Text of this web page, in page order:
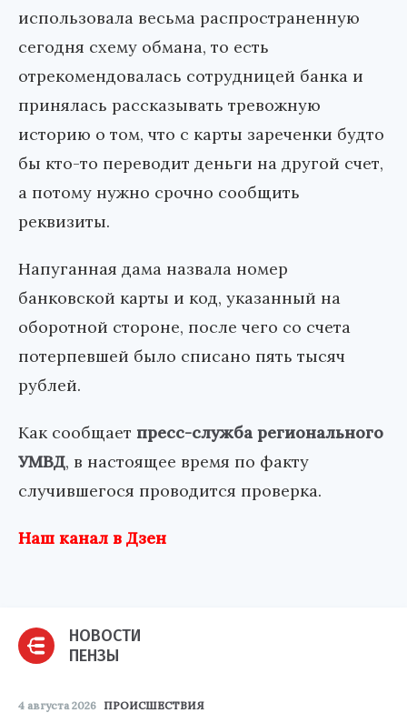
использовала весьма распространенную
сегодня схему обмана, то есть
отрекомендовалась сотрудницей банка и
принялась рассказывать тревожную
историю о том, что с карты зареченки будто
бы кто-то переводит деньги на другой счет,
а потому нужно срочно сообщить
реквизиты.
Напуганная дама назвала номер
банковской карты и код, указанный на
оборотной стороне, после чего со счета
потерпевшей было списано пять тысяч
рублей.
Как сообщает пресс-служба регионального
УМВД, в настоящее время по факту
случившегося проводится проверка.
Наш канал в Дзен
НОВОСТИ
ПЕНЗЫ
4 августа 2026 ПРОИСШЕСТВИЯ